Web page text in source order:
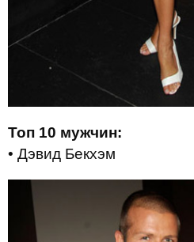
Топ 10 мужчин:
• Дэвид Бекхэм